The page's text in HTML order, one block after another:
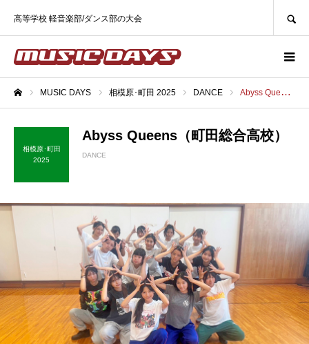
高等学校 軽音楽部/ダンス部の大会
MUSIC DAYS 相模原･町田 2025 DANCE Abyss Queens（町田総合高校）
相模原･町田
2025
Abyss Queens（町田総合高校）
DANCE